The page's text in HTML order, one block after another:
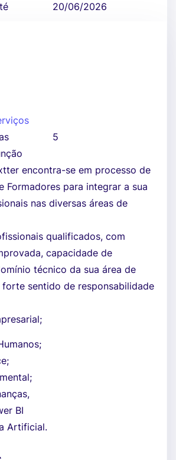
20/06/2026
5
encontra-se em processo de
Formadores para integrar a sua
nas diversas áreas de
qualificados, com
capacidade de
técnico da sua área de
sentido de responsabilidade
BI
Artificial.